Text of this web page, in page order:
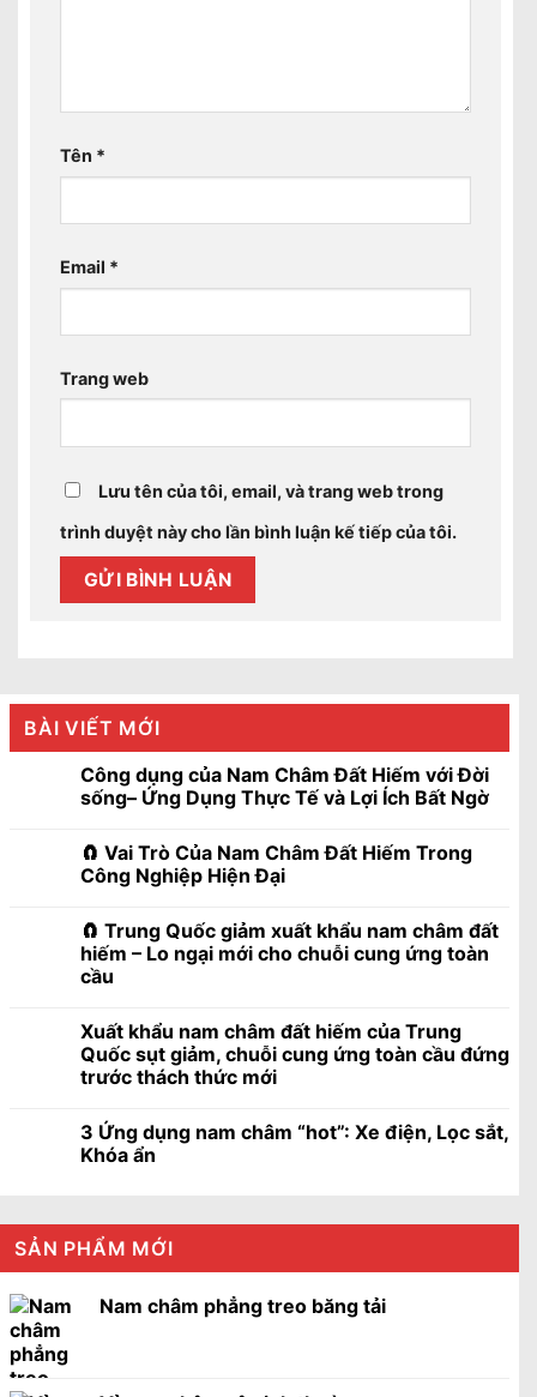
Tên *
Email *
Trang web
Lưu tên của tôi, email, và trang web trong
trình duyệt này cho lần bình luận kế tiếp của tôi.
BÀI VIẾT MỚI
Công dụng của Nam Châm Đất Hiếm với Đời
sống– Ứng Dụng Thực Tế và Lợi Ích Bất Ngờ
🧲 Vai Trò Của Nam Châm Đất Hiếm Trong
Công Nghiệp Hiện Đại
🧲 Trung Quốc giảm xuất khẩu nam châm đất
hiếm – Lo ngại mới cho chuỗi cung ứng toàn
cầu
Xuất khẩu nam châm đất hiếm của Trung
Quốc sụt giảm, chuỗi cung ứng toàn cầu đứng
trước thách thức mới
3 Ứng dụng nam châm “hot”: Xe điện, Lọc sắt,
Khóa ẩn
SẢN PHẨM MỚI
Nam châm phẳng treo băng tải